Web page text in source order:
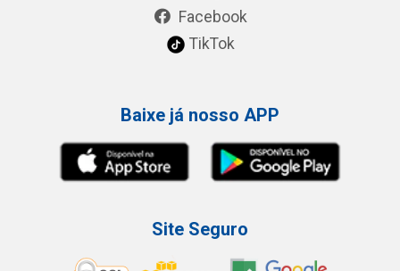
Facebook
TikTok
Baixe já nosso APP
Site Seguro